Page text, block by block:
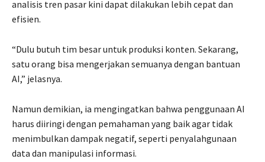
analisis tren pasar kini dapat dilakukan lebih cepat dan
efisien.
“Dulu butuh tim besar untuk produksi konten. Sekarang,
satu orang bisa mengerjakan semuanya dengan bantuan
AI,” jelasnya.
Namun demikian, ia mengingatkan bahwa penggunaan AI
harus diiringi dengan pemahaman yang baik agar tidak
menimbulkan dampak negatif, seperti penyalahgunaan
data dan manipulasi informasi.